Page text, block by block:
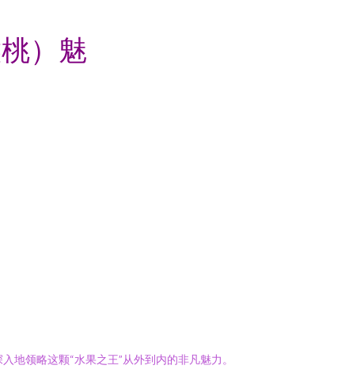
）魅
领略这颗“水果之王”从外到内的非凡魅力。